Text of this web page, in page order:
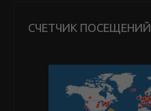
СЧЕТЧИК ПОСЕЩЕНИЙ